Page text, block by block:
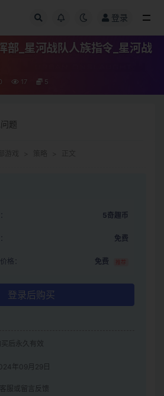
登录
部_星河战队人族指令_星河战
17 5
题
5奇趣币
免费
格： 免费 推荐
登录后购买
买后永久有效
年09月29日
服或留言反馈